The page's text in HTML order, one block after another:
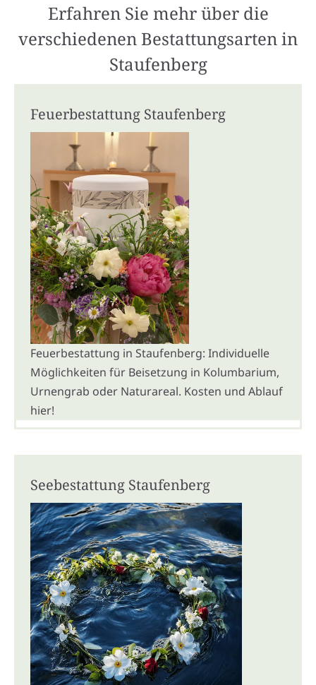
Erfahren Sie mehr über die
verschiedenen Bestattungsarten in
Staufenberg
Feuerbestattung Staufenberg
Feuerbestattung in Staufenberg: Individuelle
Möglichkeiten für Beisetzung in Kolumbarium,
Urnengrab oder Naturareal. Kosten und Ablauf
hier!
Seebestattung Staufenberg